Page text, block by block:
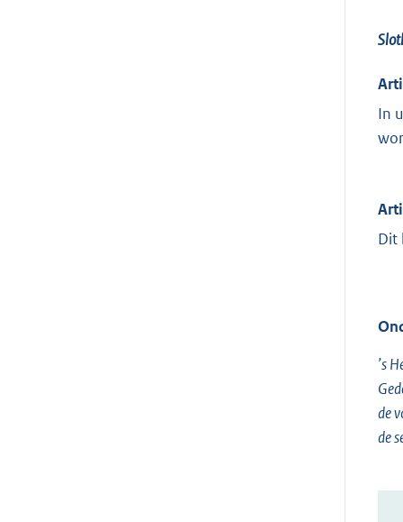
In
Dit
’s
de
de